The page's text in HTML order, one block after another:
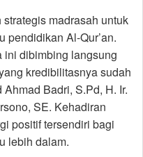
madrasah untuk
pendidikan Al-Qur’an.
ini dibimbing langsung
kredibilitasnya sudah
Badri, S.Pd, H. Ir.
SE. Kehadiran
positif tersendiri bagi
lebih dalam.